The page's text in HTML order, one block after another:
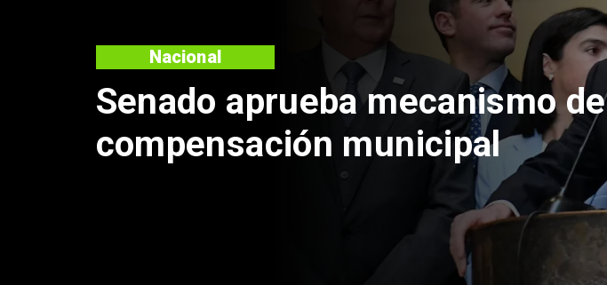
Proyecto de Gobierno amplía
beneficio para comprar primera
vivienda: tope a 6.000 UF y 30
Nacional